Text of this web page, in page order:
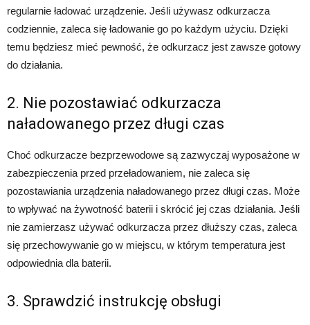
regularnie ładować urządzenie. Jeśli używasz odkurzacza
codziennie, zaleca się ładowanie go po każdym użyciu. Dzięki
temu będziesz mieć pewność, że odkurzacz jest zawsze gotowy
do działania.
2. Nie pozostawiać odkurzacza
naładowanego przez długi czas
Choć odkurzacze bezprzewodowe są zazwyczaj wyposażone w
zabezpieczenia przed przeładowaniem, nie zaleca się
pozostawiania urządzenia naładowanego przez długi czas. Może
to wpływać na żywotność baterii i skrócić jej czas działania. Jeśli
nie zamierzasz używać odkurzacza przez dłuższy czas, zaleca
się przechowywanie go w miejscu, w którym temperatura jest
odpowiednia dla baterii.
3. Sprawdzić instrukcję obsługi